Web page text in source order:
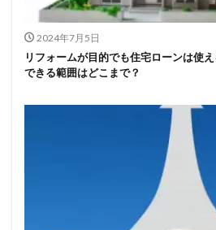
2024年7月5日
リフォームが目的でも住宅ローンは使
できる範囲はどこまで？